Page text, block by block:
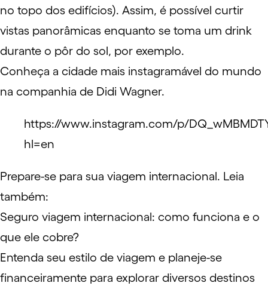
no topo dos edifícios). Assim, é possível curtir
vistas panorâmicas enquanto se toma um drink
durante o pôr do sol, por exemplo.
Conheça a cidade mais instagramável do mundo
na companhia de Didi Wagner.
https://www.instagram.com/p/
hl=en
Prepare-se para sua viagem internacional. Leia
também:
Seguro viagem internacional: como funciona e o
que ele cobre?
Entenda seu estilo de viagem e planeje-se
financeiramente para explorar diversos destinos